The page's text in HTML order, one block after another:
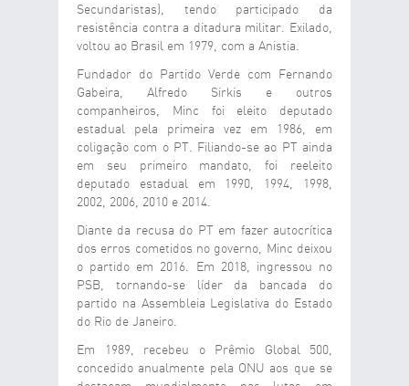
Secundaristas), tendo participado da
resistência contra a ditadura militar. Exilado,
voltou ao Brasil em 1979, com a Anistia.
Fundador do Partido Verde com Fernando
Gabeira, Alfredo Sirkis e outros
companheiros, Minc foi eleito deputado
estadual pela primeira vez em 1986, em
coligação com o PT. Filiando-se ao PT ainda
em seu primeiro mandato, foi reeleito
deputado estadual em 1990, 1994, 1998,
2002, 2006, 2010 e 2014.
Diante da recusa do PT em fazer autocrítica
dos erros cometidos no governo, Minc deixou
o partido em 2016. Em 2018, ingressou no
PSB, tornando-se líder da bancada do
partido na Assembleia Legislativa do Estado
do Rio de Janeiro.
Em 1989, recebeu o Prêmio Global 500,
concedido anualmente pela ONU aos que se